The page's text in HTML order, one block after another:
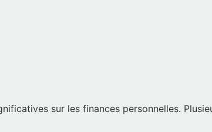
sur les finances personnelles.